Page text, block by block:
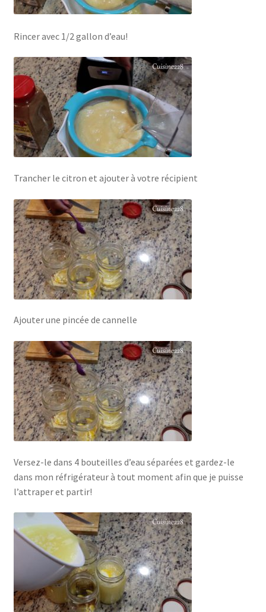
Rincer avec 1/2 gallon d’eau!
Trancher le citron et ajouter à votre récipient
Ajouter une pincée de cannelle
Versez-le dans 4 bouteilles d’eau séparées et gardez-le
dans mon réfrigérateur à tout moment afin que je puisse
l’attraper et partir!